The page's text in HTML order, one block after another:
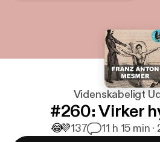
Videnskabeligt
#260: Virker
😂💜137 11 h 15 min